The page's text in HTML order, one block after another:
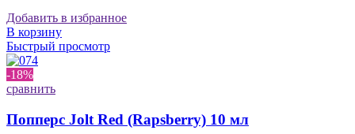
Добавить в избранное
В корзину
Быстрый просмотр
-18%
сравнить
Попперс Jolt Red (Rapsberry) 10 мл